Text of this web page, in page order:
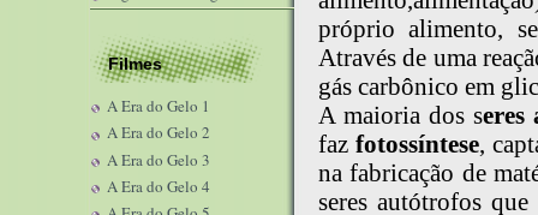
Filmes
A Era do Gelo 1
A Era do Gelo 2
A Era do Gelo 3
A Era do Gelo 4
próprio alimento,
Através de uma
gás carbônico em
A maioria dos seres
faz fotossíntese,
na fabricação de
seres autótrofos